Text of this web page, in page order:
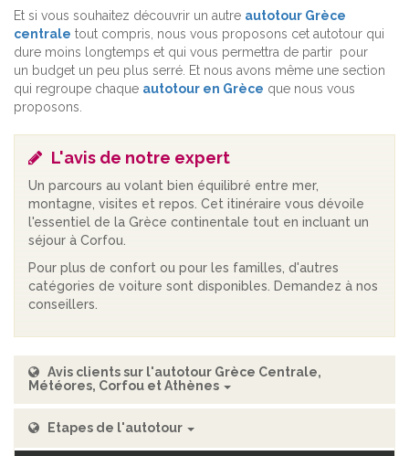
Et si vous souhaitez découvrir un autre autotour Grèce
centrale tout compris, nous vous proposons cet autotour qui
dure moins longtemps et qui vous permettra de partir pour
un budget un peu plus serré. Et nous avons même une section
qui regroupe chaque autotour en Grèce que nous vous
proposons.
L'avis de notre expert
Un parcours au volant bien équilibré entre mer,
montagne, visites et repos. Cet itinéraire vous dévoile
l'essentiel de la Grèce continentale tout en incluant un
séjour à Corfou.
Pour plus de confort ou pour les familles, d'autres
catégories de voiture sont disponibles. Demandez à nos
conseillers.
Avis clients sur l'autotour Grèce Centrale,
Météores, Corfou et Athènes
Etapes de l'autotour